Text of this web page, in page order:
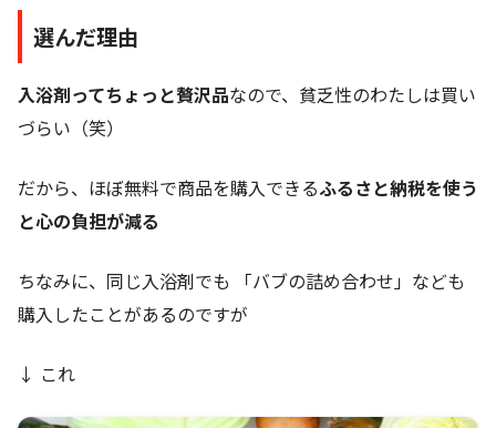
選んだ理由
入浴剤ってちょっと贅沢品なので、貧乏性のわたしは買い
づらい（笑）
だから、ほぼ無料で商品を購入できるふるさと納税を使う
と心の負担が減る
ちなみに、同じ入浴剤でも 「バブの詰め合わせ」なども
購入したことがあるのですが
↓ これ